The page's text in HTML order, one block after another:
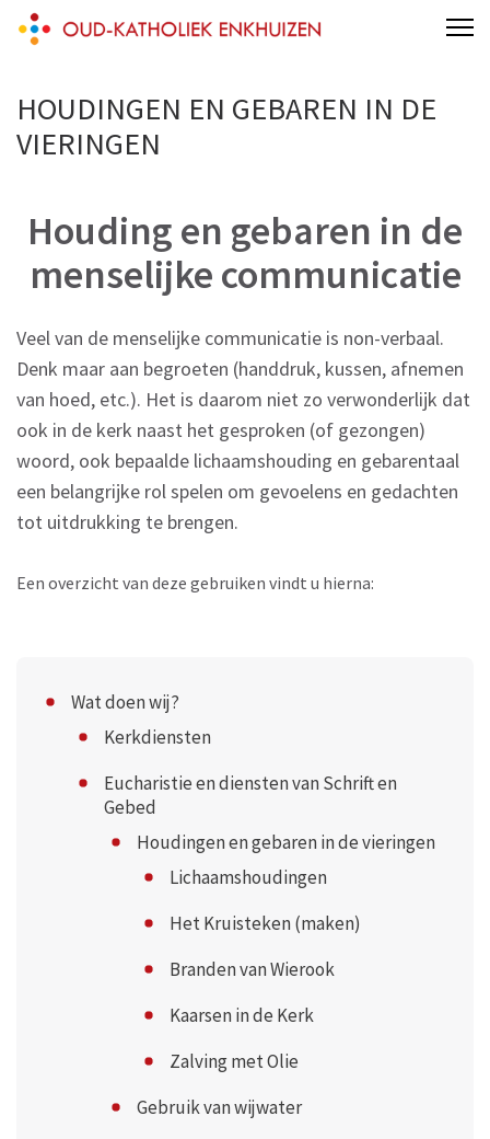
Skip
(Press
Enter)
Oud-Katholiek Enkhuizen
HOUDINGEN EN GEBAREN IN DE
VIERINGEN
Houding en gebaren in de
menselijke communicatie
Veel van de menselijke communicatie is non-verbaal.
Denk maar aan begroeten (handdruk, kussen, afnemen
van hoed, etc.). Het is daarom niet zo verwonderlijk dat
ook in de kerk naast het gesproken (of gezongen)
woord, ook bepaalde lichaamshouding en gebarentaal
een belangrijke rol spelen om gevoelens en gedachten
tot uitdrukking te brengen.
Een overzicht van deze gebruiken vindt u hierna:
Wat doen wij?
Kerkdiensten
Eucharistie en diensten van Schrift en
Gebed
Houdingen en gebaren in de vieringen
Lichaamshoudingen
Het Kruisteken (maken)
Branden van Wierook
Kaarsen in de Kerk
Zalving met Olie
Gebruik van wijwater